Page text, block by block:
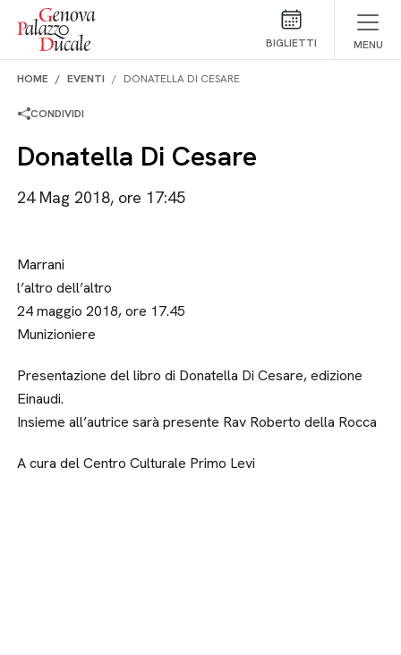
Salta al contenuto
BIGLIETTI MENU
HOME EVENTI DONATELLA DI CESARE
CONDIVIDI
Donatella Di Cesare
24 Mag 2018, ore 17:45
Marrani
l’altro dell’altro
24 maggio 2018, ore 17.45
Munizioniere
Presentazione del libro di Donatella Di Cesare, edizione
Einaudi.
Insieme all’autrice sarà presente Rav Roberto della Rocca
A cura del Centro Culturale Primo Levi